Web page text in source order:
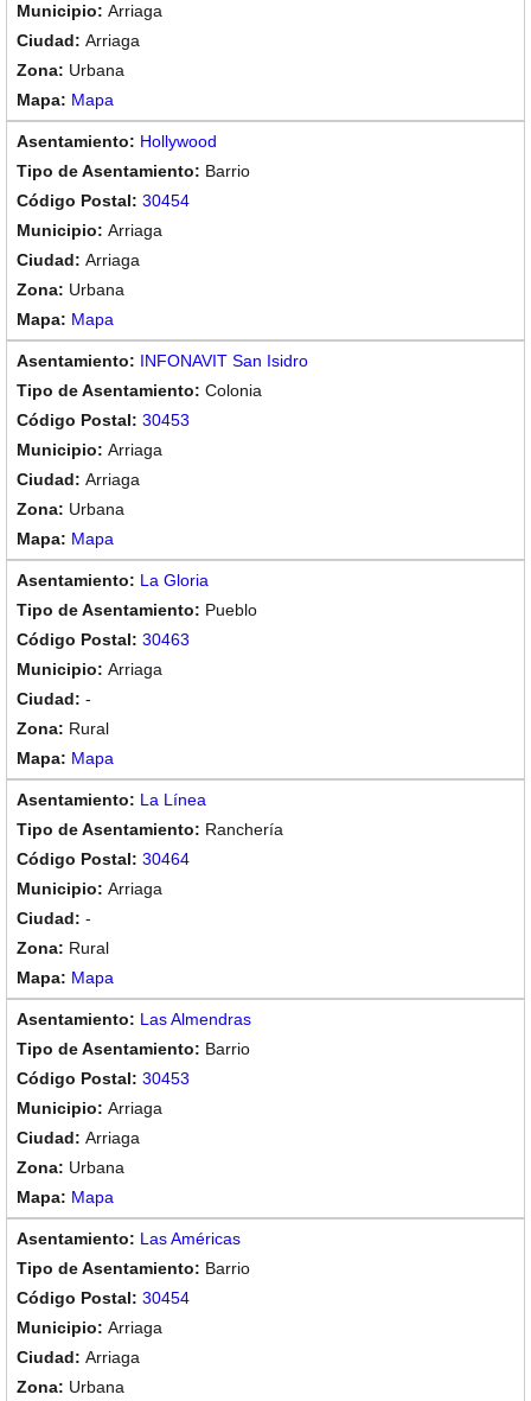
Arriaga
Arriaga
Urbana
Mapa
Hollywood
Barrio
30454
Arriaga
Arriaga
Urbana
Mapa
INFONAVIT San Isidro
Colonia
30453
Arriaga
Arriaga
Urbana
Mapa
La Gloria
Pueblo
30463
Arriaga
-
Rural
Mapa
La Línea
Ranchería
30464
Arriaga
-
Rural
Mapa
Las Almendras
Barrio
30453
Arriaga
Arriaga
Urbana
Mapa
Las Américas
Barrio
30454
Arriaga
Arriaga
Urbana